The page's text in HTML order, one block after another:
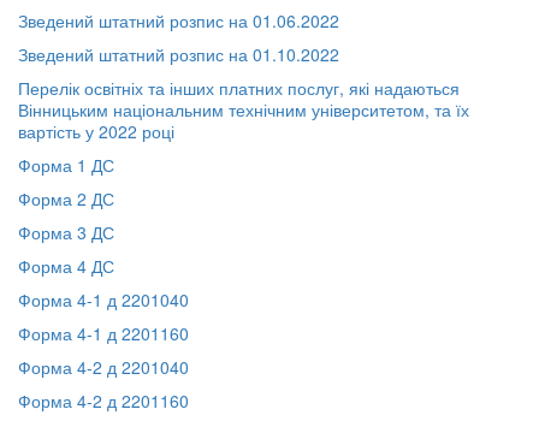
Зведений штатний розпис на 01.06.2022
Зведений штатний розпис на 01.10.2022
Перелік освітніх та інших платних послуг, які надаються
Вінницьким національним технічним університетом, та їх
вартість у 2022 році
Форма 1 ДС
Форма 2 ДС
Форма 3 ДС
Форма 4 ДС
Форма 4-1 д 2201040
Форма 4-1 д 2201160
Форма 4-2 д 2201040
Форма 4-2 д 2201160